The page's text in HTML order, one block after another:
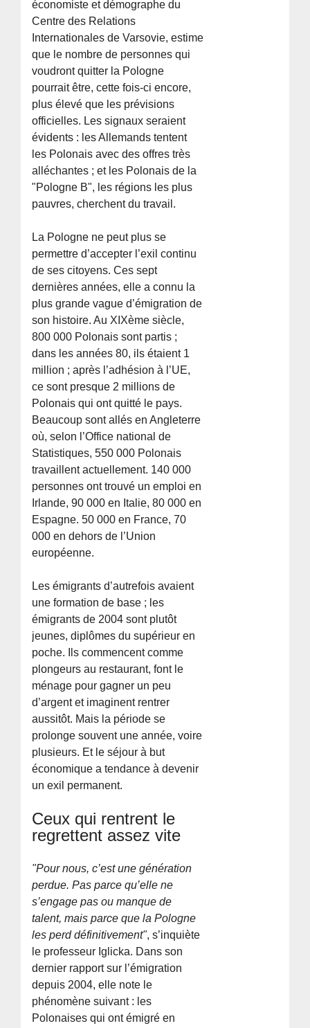
économiste et démographe du
Centre des Relations
Internationales de Varsovie, estime
que le nombre de personnes qui
voudront quitter la Pologne
pourrait être, cette fois-ci encore,
plus élevé que les prévisions
officielles. Les signaux seraient
évidents : les Allemands tentent
les Polonais avec des offres très
alléchantes ; et les Polonais de la
"Pologne B", les régions les plus
pauvres, cherchent du travail.
La Pologne ne peut plus se
permettre d’accepter l’exil continu
de ses citoyens. Ces sept
dernières années, elle a connu la
plus grande vague d’émigration de
son histoire. Au XIXème siècle,
800 000 Polonais sont partis ;
dans les années 80, ils étaient 1
million ; après l’adhésion à l’UE,
ce sont presque 2 millions de
Polonais qui ont quitté le pays.
Beaucoup sont allés en Angleterre
où, selon l’Office national de
Statistiques, 550 000 Polonais
travaillent actuellement. 140 000
personnes ont trouvé un emploi en
Irlande, 90 000 en Italie, 80 000 en
Espagne. 50 000 en France, 70
000 en dehors de l’Union
européenne.
Les émigrants d’autrefois avaient
une formation de base ; les
émigrants de 2004 sont plutôt
jeunes, diplômes du supérieur en
poche. Ils commencent comme
plongeurs au restaurant, font le
ménage pour gagner un peu
d’argent et imaginent rentrer
aussitôt. Mais la période se
prolonge souvent une année, voire
plusieurs. Et le séjour à but
économique a tendance à devenir
un exil permanent.
Ceux qui rentrent le
regrettent assez vite
"Pour nous, c’est une génération
perdue. Pas parce qu’elle ne
s’engage pas ou manque de
talent, mais parce que la Pologne
les perd définitivement", s’inquiète
le professeur Iglicka. Dans son
dernier rapport sur l’émigration
depuis 2004, elle note le
phénomène suivant : les
Polonaises qui ont émigré en